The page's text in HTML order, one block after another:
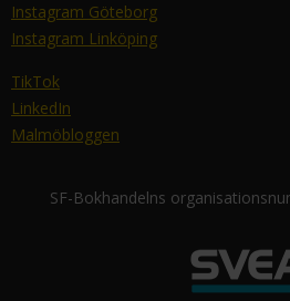
Instagram Göteborg
Instagram Linköping
TikTok
LinkedIn
Malmöbloggen
SF-Bokhandelns